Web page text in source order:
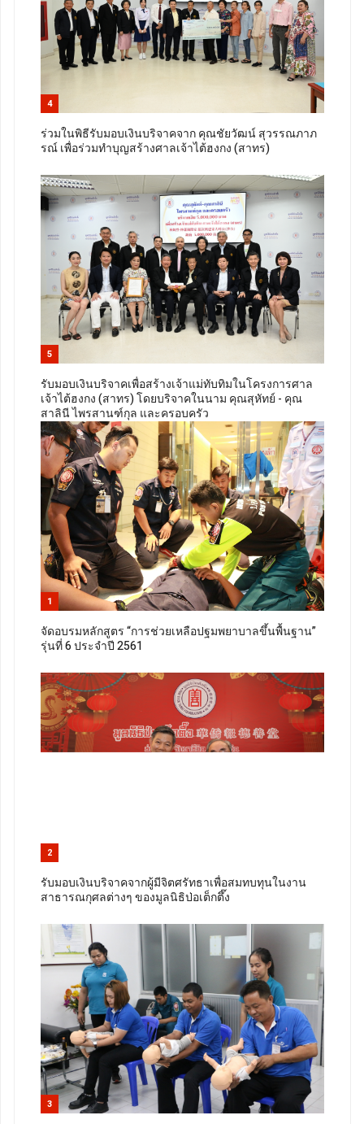
4
ร่วมในพิธีรับมอบเงินบริจาคจาก คุณชัยวัฒน์ สุวรรณภาภ
รณ์ เพื่อร่วมทำบุญสร้างศาลเจ้าไต้ฮงกง (สาทร)
5
รับมอบเงินบริจาคเพื่อสร้างเจ้าแม่ทับทิมในโครงการศาล
เจ้าไต้ฮงกง (สาทร) โดยบริจาคในนาม คุณสุหัทย์ - คุณ
สาลินี ไพรสานฑ์กุล และครอบครัว
1
จัดอบรมหลักสูตร “การช่วยเหลือปฐมพยาบาลขึ้นพื้นฐาน”
รุ่นที่ 6 ประจำปี 2561
2
รับมอบเงินบริจาคจากผู้มีจิตศรัทธาเพื่อสมทบทุนในงาน
สาธารณกุศลต่างๆ ของมูลนิธิป่อเต็กตึ๊ง
3